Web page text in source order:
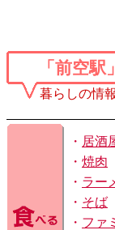
「前空
暮らしの情報
・ 居酒
・ 焼肉
・ ラー
・ そば
・ ファ